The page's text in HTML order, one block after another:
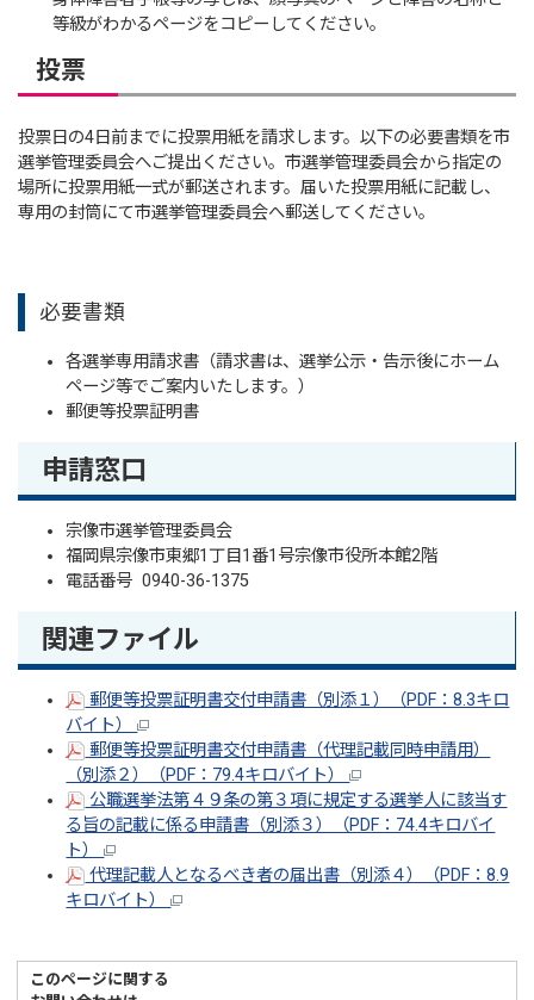
等級がわかるページをコピーしてください。
投票
投票日の4日前までに投票用紙を請求します。以下の必要書類を市
選挙管理委員会へご提出ください。市選挙管理委員会から指定の
場所に投票用紙一式が郵送されます。届いた投票用紙に記載し、
専用の封筒にて市選挙管理委員会へ郵送してください。
必要書類
各選挙専用請求書（請求書は、選挙公示・告示後にホーム
ページ等でご案内いたします。）
郵便等投票証明書
申請窓口
宗像市選挙管理委員会
福岡県宗像市東郷1丁目1番1号宗像市役所本館2階
電話番号 0940-36-1375
関連ファイル
郵便等投票証明書交付申請書（別添１）（PDF：8.3キロ
バイト）
郵便等投票証明書交付申請書（代理記載同時申請用）
（別添２）（PDF：79.4キロバイト）
公職選挙法第４９条の第３項に規定する選挙人に該当す
る旨の記載に係る申請書（別添３）（PDF：74.4キロバイ
ト）
代理記載人となるべき者の届出書（別添４）（PDF：8.9
キロバイト）
このページに関する